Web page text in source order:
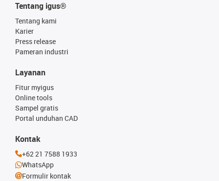
Tentang igus®
Tentang kami
Karier
Press release
Pameran industri
Layanan
Fitur myigus
Online tools
Sampel gratis
Portal unduhan CAD
Kontak
+62 21 7588 1933
WhatsApp
Formulir kontak